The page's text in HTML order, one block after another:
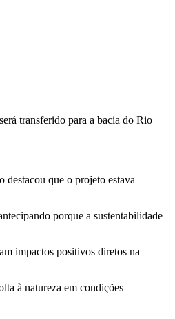
transferido para a bacia do Rio
destacou que o projeto estava
porque a sustentabilidade
impactos positivos diretos na
à natureza em condições